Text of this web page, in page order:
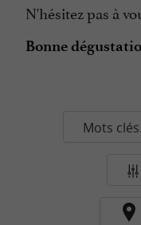
N'hésitez pas à
Bonne
Mots